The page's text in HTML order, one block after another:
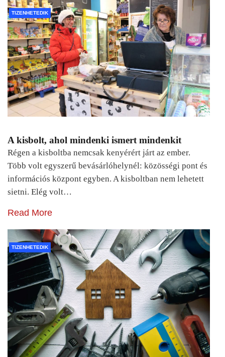
TIZENHETEDIK
A kisbolt, ahol mindenki ismert mindenkit
Régen a kisboltba nemcsak kenyérért járt az ember.
Több volt egyszerű bevásárlóhelynél: közösségi pont és
információs központ egyben. A kisboltban nem lehetett
sietni. Elég volt…
Read More
TIZENHETEDIK